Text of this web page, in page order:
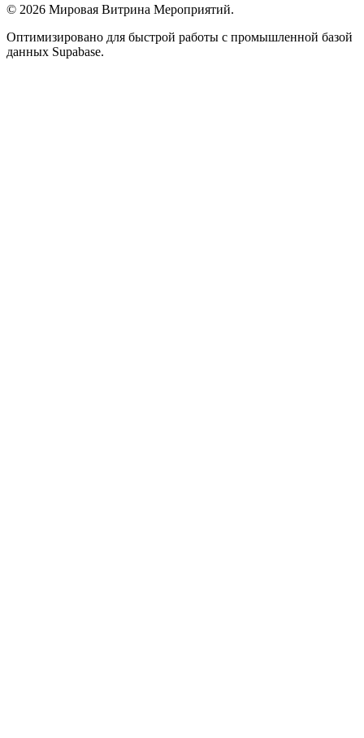
© 2026 Мировая Витрина Мероприятий.
Оптимизировано для быстрой работы с промышленной базой
данных Supabase.